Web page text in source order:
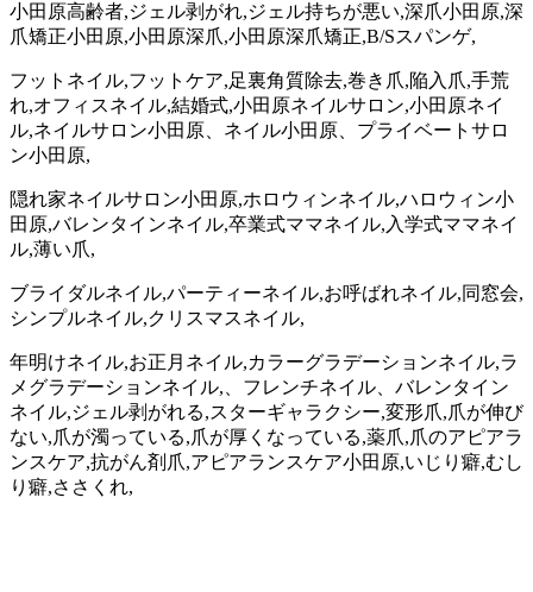
小田原高齢者,ジェル剥がれ,ジェル持ちが悪い,深爪小田原,深
爪矯正小田原,小田原深爪,小田原深爪矯正,B/Sスパンゲ,
フットネイル,フットケア,足裏角質除去,巻き爪,陥入爪,手荒
れ,オフィスネイル,結婚式,小田原ネイルサロン,小田原ネイ
ル,ネイルサロン小田原、ネイル小田原、プライベートサロ
ン小田原,
隠れ家ネイルサロン小田原,ホロウィンネイル,ハロウィン小
田原,バレンタインネイル,卒業式ママネイル,入学式ママネイ
ル,薄い爪,
ブライダルネイル,パーティーネイル,お呼ばれネイル,同窓会,
シンプルネイル,クリスマスネイル,
年明けネイル,お正月ネイル,カラーグラデーションネイル,ラ
メグラデーションネイル,、フレンチネイル、バレンタイン
ネイル,ジェル剥がれる,スターギャラクシー,変形爪,爪が伸び
ない,爪が濁っている,爪が厚くなっている,薬爪,爪のアピアラ
ンスケア,抗がん剤爪,アピアランスケア小田原,いじり癖,むし
り癖,ささくれ,